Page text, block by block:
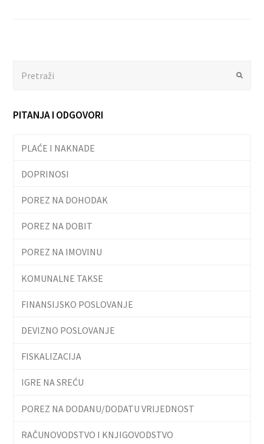
Submit
PITANJA I ODGOVORI
PLAĆE I NAKNADE
DOPRINOSI
POREZ NA DOHODAK
POREZ NA DOBIT
POREZ NA IMOVINU
KOMUNALNE TAKSE
FINANSIJSKO POSLOVANJE
DEVIZNO POSLOVANJE
FISKALIZACIJA
IGRE NA SREĆU
POREZ NA DODANU/DODATU VRIJEDNOST
RAČUNOVODSTVO I KNJIGOVODSTVO